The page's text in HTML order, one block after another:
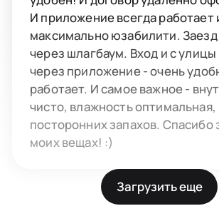
И приложение всегда работает
максимально юзабилити. Заезд
через шлагбаум. Вход и с улицы
через приложение - очень
работает. И самое важное -
чисто, влажность оптимальная,
посторонних запахов. Спасибо
моих вещах! :)
Загрузить еще